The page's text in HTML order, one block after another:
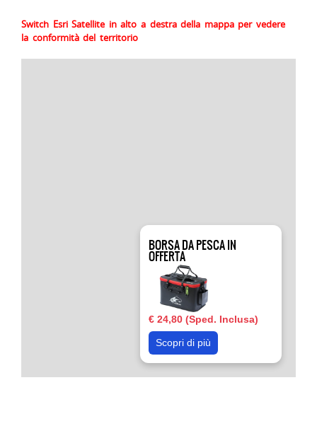
Switch Esri Satellite in alto a destra della mappa per vedere
la conformità del territorio
BORSA DA PESCA IN
OFFERTA
€ 24,80 (Sped. Inclusa)
Scopri di più